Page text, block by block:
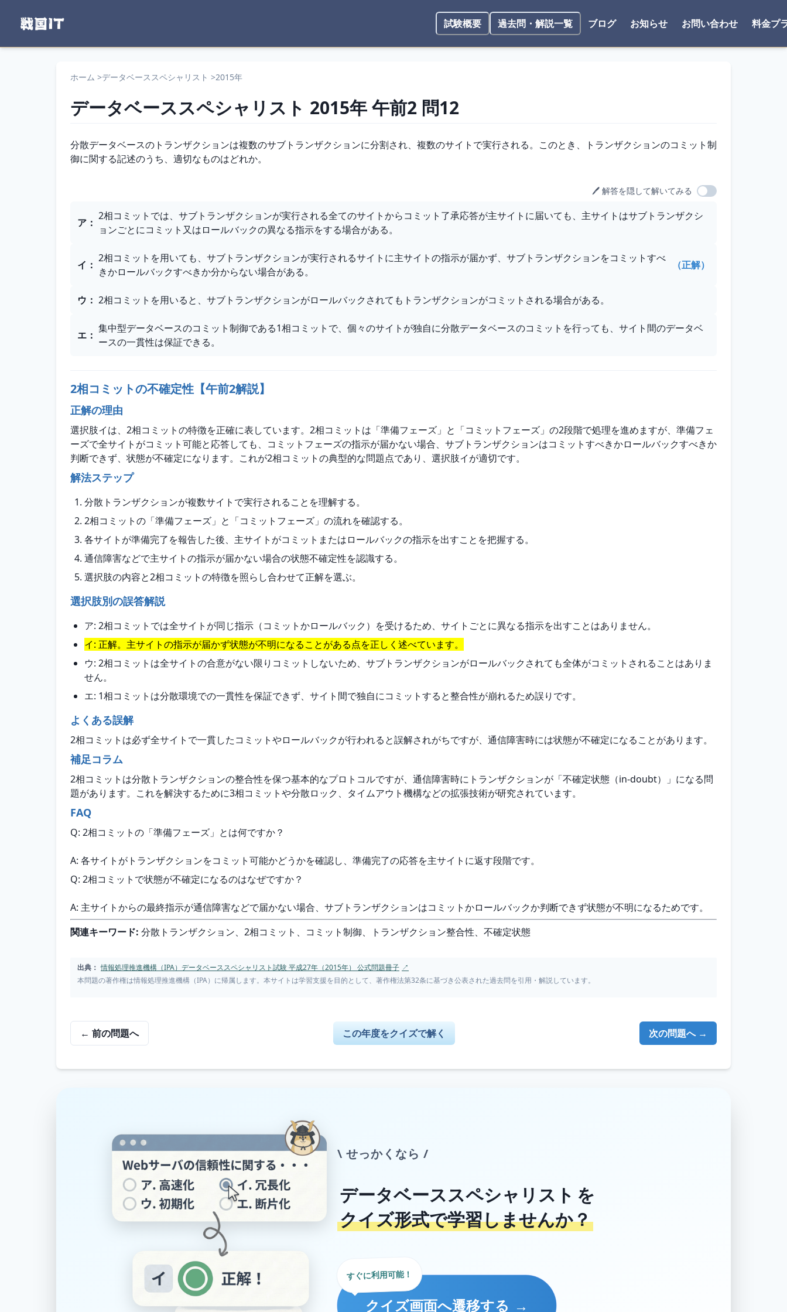
試験概要 過去問・解説一覧 ブログ お知らせ お問い合わせ 料金プ
ホーム >データベーススペシャリスト >2015年
データベーススペシャリスト 2015年午前2 問12
問題文
分散データベースのトランザクションは複数のサブトランザクションに分割され、複数のサイトで実行される。このとき、トランザクションのコミット制
御に関する記述のうち、適切なものはどれか。
🖊️ 解答を隠して解いてみる
選択肢
ア ：
2相コミットでは、サブトランザクションが実行される全てのサイトからコミット了承応答が主サイトに届いても、主サイトはサブトランザクシ
ョンごとにコミット又はロールバックの異なる指示をする場合がある。
イ ：
2相コミットを用いても、サブトランザクションが実行されるサイトに主サイトの指示が届かず、サブトランザクションをコミットすべ
きかロールバックすべきか分からない場合がある。
（正解）
ウ ： 2相コミットを用いると、サブトランザクションがロールバックされてもトランザクションがコミットされる場合がある。
エ ：
集中型データベースのコミット制御である1相コミットで、個々のサイトが独自に分散データベースのコミットを行っても、サイト間のデータベ
ースの一貫性は保証できる。
2相コミットの不確定性【午前2解説】
正解の理由
選択肢イは、2相コミットの特徴を正確に表しています。2相コミットは「準備フェーズ」と「コミットフェーズ」の2段階で処理を進めますが、準備フェ
ーズで全サイトがコミット可能と応答しても、コミットフェーズの指示が届かない場合、サブトランザクションはコミットすべきかロールバックすべきか
判断できず、状態が不確定になります。これが2相コミットの典型的な問題点であり、選択肢イが適切です。
解法ステップ
分散トランザクションが複数サイトで実行されることを理解する。
2相コミットの「準備フェーズ」と「コミットフェーズ」の流れを確認する。
各サイトが準備完了を報告した後、主サイトがコミットまたはロールバックの指示を出すことを把握する。
通信障害などで主サイトの指示が届かない場合の状態不確定性を認識する。
選択肢の内容と2相コミットの特徴を照らし合わせて正解を選ぶ。
選択肢別の誤答解説
ア: 2相コミットでは全サイトが同じ指示（コミットかロールバック）を受けるため、サイトごとに異なる指示を出すことはありません。
イ: 正解。主サイトの指示が届かず状態が不明になることがある点を正しく述べています。
ウ: 2相コミットは全サイトの合意がない限りコミットしないため、サブトランザクションがロールバックされても全体がコミットされることはありま
せん。
エ: 1相コミットは分散環境での一貫性を保証できず、サイト間で独自にコミットすると整合性が崩れるため誤りです。
よくある誤解
2相コミットは必ず全サイトで一貫したコミットやロールバックが行われると誤解されがちですが、通信障害時には状態が不確定になることがあります。
補足コラム
2相コミットは分散トランザクションの整合性を保つ基本的なプロトコルですが、通信障害時にトランザクションが「不確定状態（in-doubt）」になる問
題があります。これを解決するために3相コミットや分散ロック、タイムアウト機構などの拡張技術が研究されています。
FAQ
Q: 2相コミットの「準備フェーズ」とは何ですか？
A: 各サイトがトランザクションをコミット可能かどうかを確認し、準備完了の応答を主サイトに返す段階です。
Q: 2相コミットで状態が不確定になるのはなぜですか？
A: 主サイトからの最終指示が通信障害などで届かない場合、サブトランザクションはコミットかロールバックか判断できず状態が不明になるためです。
関連キーワード: 分散トランザクション、2相コミット、コミット制御、トランザクション整合性、不確定状態
出典： 情報処理推進機構（IPA）データベーススペシャリスト試験 平成27年（2015年） 公式問題冊子 ↗
本問題の著作権は情報処理推進機構（IPA）に帰属します。本サイトは学習支援を目的として、著作権法第32条に基づき公表された過去問を引用・解説しています。
← 前の問題へ この年度をクイズで解く 次の問題へ →
\ せっかくなら /
データベーススペシャリスト を
クイズ形式で学習しませんか？
クイズ画面へ遷移する →
すぐに利用可能！